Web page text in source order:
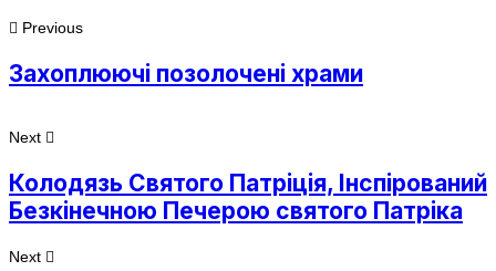
Previous
Захоплюючі позолочені храми
Next
Колодязь Святого Патріція, Інспірований
Безкінечною Печерою святого Патріка
Next